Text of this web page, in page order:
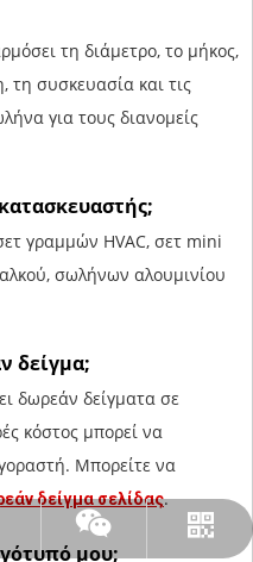
τη διάμετρο, το μήκος,
συσκευασία και τις
για τους διανομείς
γραμμών HVAC, σετ mini
σωλήνων αλουμινίου
δείγμα;
δωρεάν δείγματα σε
κόστος μπορεί να
Μπορείτε να
δείγμα σελίδας.
μου;